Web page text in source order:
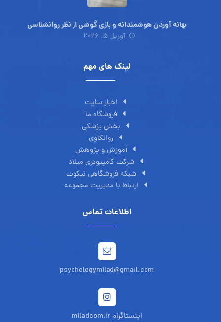
بهانه آوردن هوشمندانه و بازی گوشی از نظر روانشناسی
آوریل ۵, ۲۰۲۶
لینک های مهم
اخبار سایت
فروشگاه ما
بخش پزشکی
روانکاوی
آموزش و پژوهش
شرکت کامپیوتری میلاد
شبکه فروشگاهی نیکوت
ارتباط با مدیریت مجموعه
اطلاعات تماس
psychologymilad@gmail.com
اینستاگرام miladcom.ir